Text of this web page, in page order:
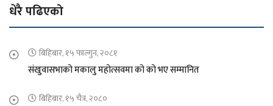
धेरै पढिएको
बिहिबार, १५ फाल्गुन, २०८१
संखुवासभाको मकालु महोत्सवमा को को भए सम्मानित
बिहिबार, १५ चैत्र, २०८०